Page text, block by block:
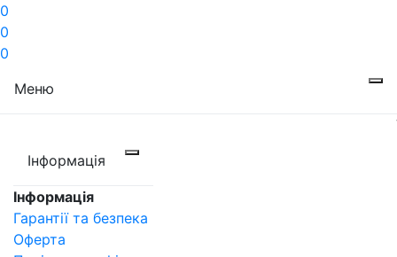
0
0
0
Меню
Інформація
Інформація
Гарантії та безпека
Оферта